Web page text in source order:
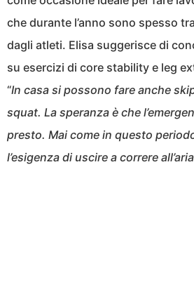
che durante l’anno sono spesso
dagli atleti. Elisa suggerisce di
su esercizi di core stability e leg
“In casa si possono fare anche
squat. La speranza è che
presto. Mai come in questo
l’esigenza di uscire a correre